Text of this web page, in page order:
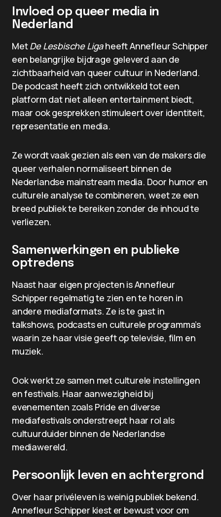
Invloed op queer media in
Nederland
MetDe Lesbische Ligaheeft Annefleur Schipper
een belangrijke bijdrage geleverd aan de
zichtbaarheid van queer cultuur in Nederland.
De podcast heeft zich ontwikkeld tot een
platform dat niet alleen entertainment biedt,
maar ook gesprekken stimuleert over identiteit,
representatie en media.
Ze wordt vaak gezien als een van de makers die
queer verhalen normaliseert binnen de
Nederlandse mainstream media. Door humor en
culturele analyse te combineren, weet ze een
breed publiek te bereiken zonder de inhoud te
verliezen.
Samenwerkingen en publieke
optredens
Naast haar eigen projecten is Annefleur
Schipper regelmatig te zien en te horen in
andere mediaformats. Ze is te gast in
talkshows, podcasts en culturele programma’s
waarin ze haar visie geeft op televisie, film en
muziek.
Ook werkt ze samen met culturele instellingen
en festivals. Haar aanwezigheid bij
evenementen zoals Pride en diverse
mediafestivals onderstreept haar rol als
cultuurduider binnen de Nederlandse
mediawereld.
Persoonlijk leven en achtergrond
Over haar privéleven is weinig publiek bekend.
Annefleur Schipper kiest er bewust voor om